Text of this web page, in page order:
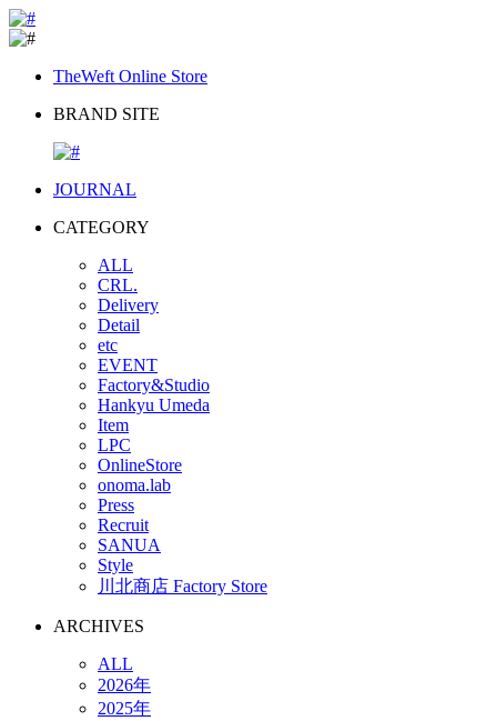
TheWeft Online Store
BRAND SITE
JOURNAL
CATEGORY
ALL
CRL.
Delivery
Detail
etc
EVENT
Factory&Studio
Hankyu Umeda
Item
LPC
OnlineStore
onoma.lab
Press
Recruit
SANUA
Style
川北商店 Factory Store
ARCHIVES
ALL
2026年
2025年